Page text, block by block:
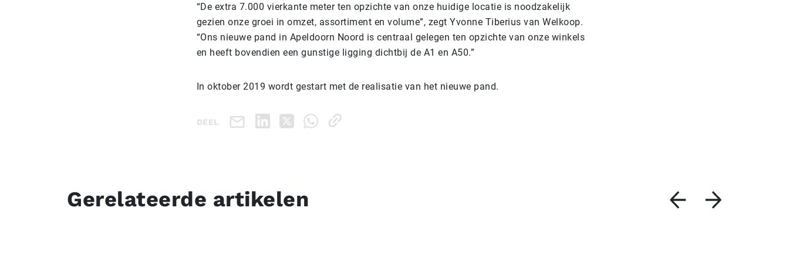
“De extra 7.000 vierkante meter ten opzichte van onze huidige locatie is noodzakelijk
gezien onze groei in omzet, assortiment en volume”, zegt Yvonne Tiberius van Welkoop.
“Ons nieuwe pand in Apeldoorn Noord is centraal gelegen ten opzichte van onze winkels
en heeft bovendien een gunstige ligging dichtbij de A1 en A50.”
In oktober 2019 wordt gestart met de realisatie van het nieuwe pand.
DEEL
Gerelateerde artikelen